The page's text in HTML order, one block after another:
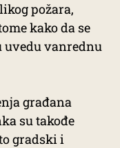
požara,
kako da se
uvedu vanrednu
građana
su takođe
gradski i